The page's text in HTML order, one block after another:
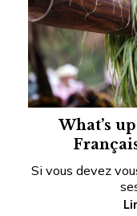
What’s
Si vous devez